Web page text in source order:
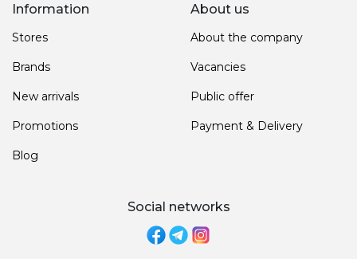
Information
Stores
Brands
New arrivals
Promotions
Blog
About us
About the company
Vacancies
Public offer
Payment & Delivery
Social networks